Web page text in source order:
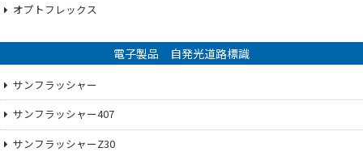
オプトフレックス
電子製品 自発光道路標識
サンフラッシャー
サンフラッシャー407
サンフラッシャーZ30